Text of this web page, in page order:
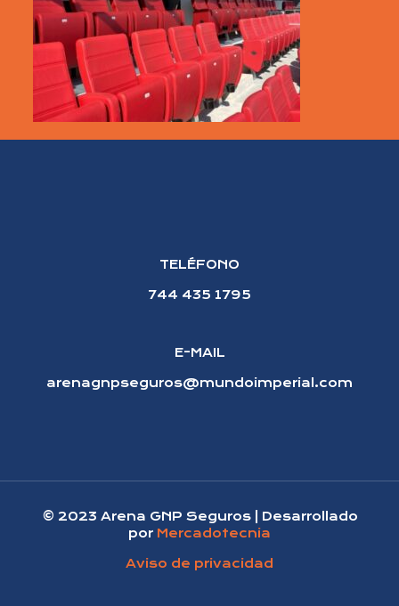
TELÉFONO
744 435 1795
E-MAIL
arenagnpseguros@mundoimperial.com
© 2023 Arena GNP Seguros | Desarrollado
por Mercadotecnia
Aviso de privacidad